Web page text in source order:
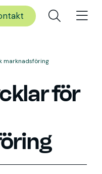
marknadsföring
för